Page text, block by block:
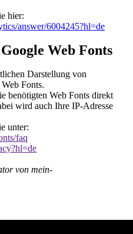
hier:
answer/6004245?hl=de
Web Fonts
Darstellung von
Fonts.
benötigten Web Fonts direkt
wird auch Ihre IP-Adresse
unter:
faq
von mein-